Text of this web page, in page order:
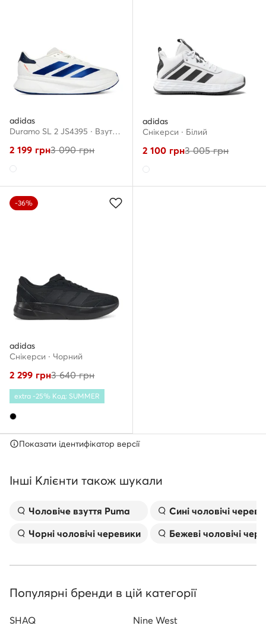
adidas
Duramo SL 2 JS4395 · Взуття для бігу
2 199 грн3 090грн
adidas
Снікерcи · Білий
2 100 грн3 005грн
-36%
adidas
Снікерcи · Чорний
2 299 грн3 640грн
extra -25% Код: SUMMER
Показати ідентифікатор версії
Інші Клієнти також шукали
Чоловіче взуття Puma
Чорні чоловічі черевики
Сині чоловічі
Бежеві чоловічі
Популярні бренди в цій категорії
SHAQ
Nine West